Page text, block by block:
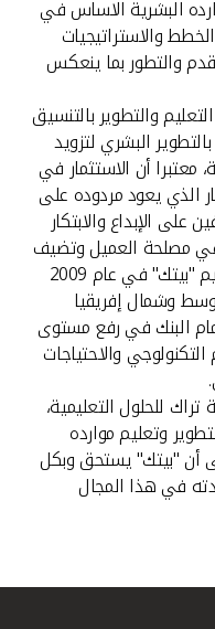
البشرية الاساس في
والاستراتيجيات
والتطور بما ينعكس
والتطوير بالتنسيق
البشري لتزويد
معتبرا أن الاستثمار في
الذي يعود مردوده على
الإبداع والابتكار
مصلحة العميل وتضيف
قيمة للسوق ، مشيرا الى انه تم تكريم "بيتك" في عام 2009
وشمال إفريقيا
البنك في رفع مستوى
والاحتياجات
للحلول التعليمية،
وتعليم موارده
أن "بيتك" يستحق وبكل
في هذا المجال